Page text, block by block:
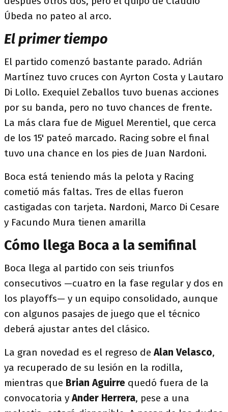
Úbeda no pateo al arco.
El primer tiempo
El partido comenzó bastante parado. Adrián
Martínez tuvo cruces con Ayrton Costa y Lautaro
Di Lollo. Exequiel Zeballos tuvo buenas acciones
por su banda, pero no tuvo chances de frente.
La más clara fue de Miguel Merentiel, que cerca
de los 15' pateó marcado. Racing sobre el final
tuvo una chance en los pies de Juan Nardoni.
Boca está teniendo más la pelota y Racing
cometió más faltas. Tres de ellas fueron
castigadas con tarjeta. Nardoni, Marco Di Cesare
y Facundo Mura tienen amarilla
Cómo llega Boca a la semifinal
Boca llega al partido con seis triunfos
consecutivos —cuatro en la fase regular y dos en
los playoffs— y un equipo consolidado, aunque
con algunos pasajes de juego que el técnico
deberá ajustar antes del clásico.
La gran novedad es el regreso deAlan Velasco,
ya recuperado de su lesión en la rodilla,
mientras que Brian Aguirre quedó fuera de la
convocatoria yAnder Herrera, pese a una